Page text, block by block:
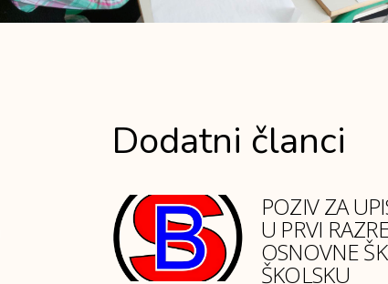
Dodatni članci
POZIV ZA
U PRVI
OSNOVNE
ŠKOLSKU